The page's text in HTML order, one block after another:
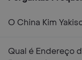
O China Kim
Qual é Endereço